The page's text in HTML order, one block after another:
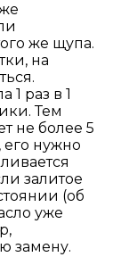
же щупа.
на
1 раз в 1
Тем
не более 5
его нужно
залитое
(об
уже
замену.